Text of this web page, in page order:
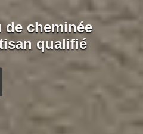
de cheminée
qualifié